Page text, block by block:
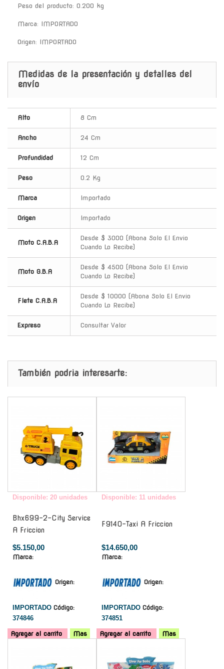
Peso del producto: 0.200 kg
Marca: IMPORTADO
Origen: IMPORTADO
Medidas de la presentación y detalles del
envío
Alto 8 Cm
Ancho 24 Cm
Profundidad 12 Cm
Peso 0.2 Kg
Marca Importado
Origen Importado
Moto C.A.B.A
Desde $ 3000 (Abona Solo El Envio
Cuando Lo Recibe)
Moto G.B.A
Desde $ 4500 (Abona Solo El Envio
Cuando Lo Recibe)
Flete C.A.B.A
Desde $ 10000 (Abona Solo El Envio
Cuando Lo Recibe)
Expreso Consultar Valor
También podria interesarte:
Disponible: 20 unidades
Bhx699-2-City Service
A Friccion
$5.150,00
Marca:
Origen:
IMPORTADO Código:
374846
Agregar al carrito Mas
Disponible: 11 unidades
F9140-Taxi A Friccion
$14.650,00
Marca:
Origen:
IMPORTADO Código:
374851
Agregar al carrito
Mas